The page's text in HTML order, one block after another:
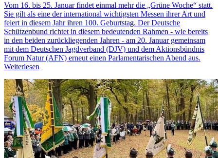
Vom 16. bis 25. Januar findet einmal mehr die „Grüne Woche“ statt.
Sie gilt als eine der international wichtigsten Messen ihrer Art und
feiert in diesem Jahr ihren 100. Geburtstag. Der Deutsche
Schützenbund richtet in diesem bedeutenden Rahmen - wie bereits
in den beiden zurückliegenden Jahren - am 20. Januar gemeinsam
mit dem Deutschen Jagdverband (DJV) und dem Aktionsbündnis
Forum Natur (AFN) erneut einen Parlamentarischen Abend aus.
Weiterlesen